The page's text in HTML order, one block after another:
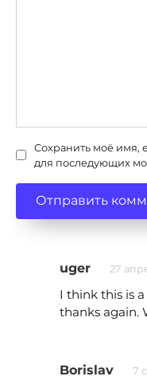
Сохранить моё имя,
для последующих
uger 27
I think this is
thanks again.
Borislav 7